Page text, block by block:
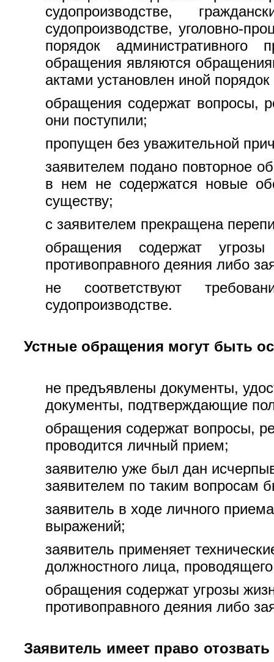
судопроизводстве,
судопроизводстве, уголовно-
порядок административного
обращения являются
актами установлен иной
обращения содержат вопросы,
они поступили;
пропущен без уважительной
заявителем подано повторное
в нем не содержатся новые
существу;
с заявителем прекращена
обращения содержат
противоправного деяния либо
не соответствуют
судопроизводстве.
Устные обращения могут быть
не предъявлены документы,
документы, подтверждающие
обращения содержат вопросы,
проводится личный прием;
заявителю уже был дан
заявителем по таким вопросам
заявитель в ходе личного
выражений;
заявитель применяет
должностного лица,
обращения содержат угрозы
противоправного деяния либо
Заявитель имеет право